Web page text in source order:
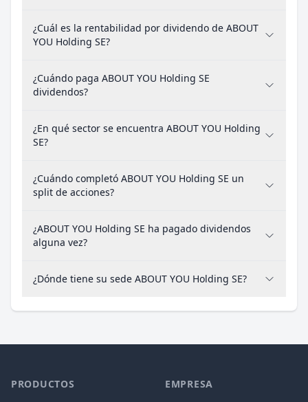
¿Cuál es la rentabilidad por dividendo de ABOUT
YOU Holding SE?
¿Cuándo paga ABOUT YOU Holding SE
dividendos?
¿En qué sector se encuentra ABOUT YOU Holding
SE?
¿Cuándo completó ABOUT YOU Holding SE un
split de acciones?
¿ABOUT YOU Holding SE ha pagado dividendos
alguna vez?
¿Dónde tiene su sede ABOUT YOU Holding SE?
PRODUCTOS EMPRESA